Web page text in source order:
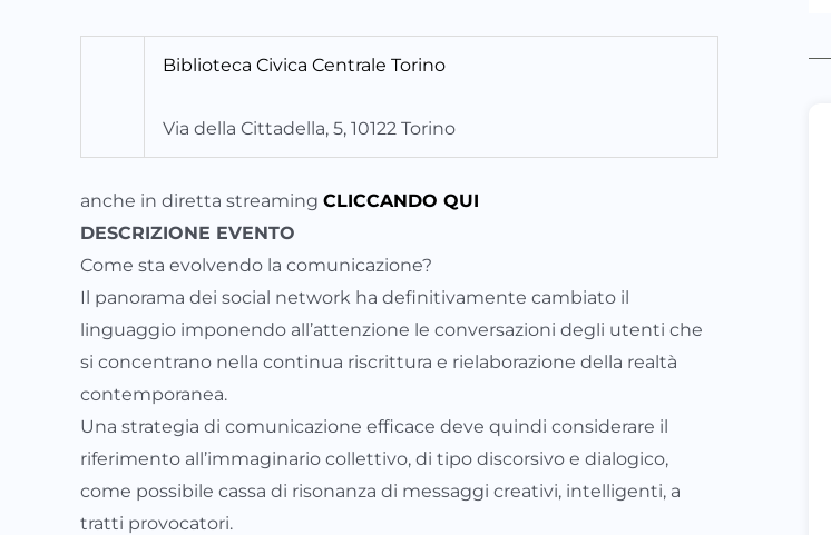
Biblioteca Civica Centrale Torino
Via della Cittadella, 5, 10122 Torino
anche in diretta streaming CLICCANDO QUI
DESCRIZIONE EVENTO
Come sta evolvendo la comunicazione?
Il panorama dei social network ha definitivamente cambiato il
linguaggio imponendo all’attenzione le conversazioni degli utenti che
si concentrano nella continua riscrittura e rielaborazione della realtà
contemporanea.
Una strategia di comunicazione efficace deve quindi considerare il
riferimento all’immaginario collettivo, di tipo discorsivo e dialogico,
come possibile cassa di risonanza di messaggi creativi, intelligenti, a
tratti provocatori.